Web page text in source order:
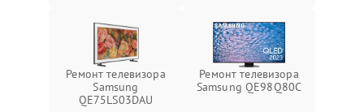
Ремонт телевизора
Samsung
QE75LS03DAU
Ремонт телевизора
Samsung QE98Q80C